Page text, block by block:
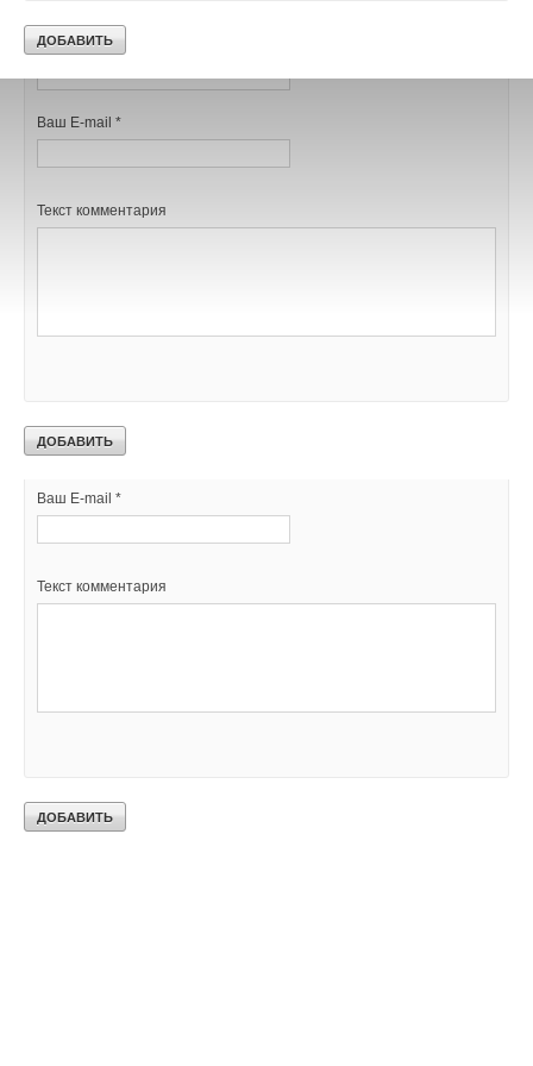
Ваше имя *
Ваш E-mail *
Текст комментария
учёту тепловой энергии
НОВОСТИ СОК 19 МАЯ 2026
Ваш E-mail *
Текст комментария